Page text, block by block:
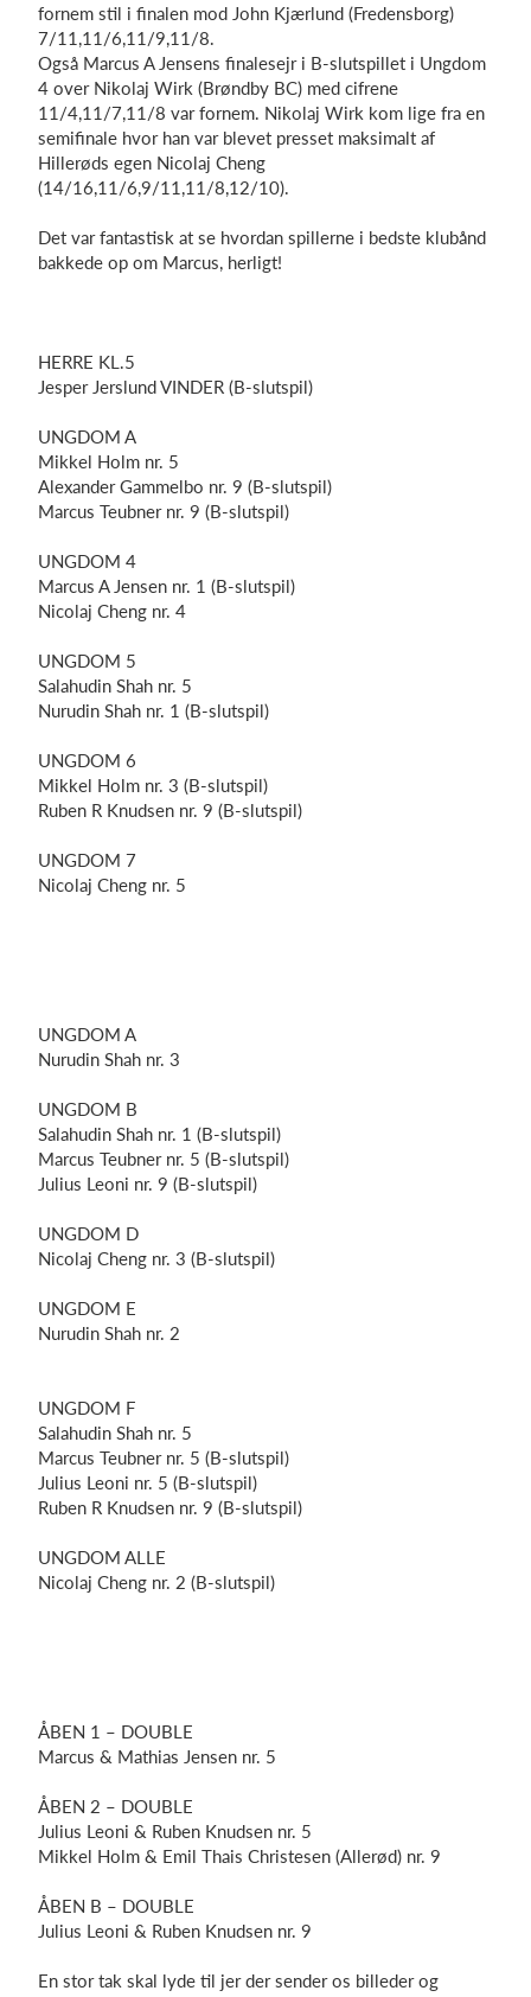
fornem stil i finalen mod John Kjærlund (Fredensborg)
7/11,11/6,11/9,11/8.
Også Marcus A Jensens finalesejr i B-slutspillet i Ungdom
4 over Nikolaj Wirk (Brøndby BC) med cifrene
11/4,11/7,11/8 var fornem. Nikolaj Wirk kom lige fra en
semifinale hvor han var blevet presset maksimalt af
Hillerøds egen Nicolaj Cheng
(14/16,11/6,9/11,11/8,12/10).
Det var fantastisk at se hvordan spillerne i bedste klubånd
bakkede op om Marcus, herligt!
HERRE KL.5
Jesper JerslundVINDER (B-slutspil)
UNGDOM A
Mikkel Holm nr. 5
AlexanderGammelbo nr. 9 (B-slutspil)
Marcus Teubnernr. 9 (B-slutspil)
UNGDOM 4
Marcus A Jensen nr. 1 (B-slutspil)
Nicolaj Cheng nr. 4
UNGDOM 5
Salahudin Shah nr. 5
Nurudin Shah nr. 1 (B-slutspil)
UNGDOM 6
Mikkel Holm nr. 3 (B-slutspil)
Ruben R Knudsen nr. 9 (B-slutspil)
UNGDOM 7
Nicolaj Cheng nr. 5
UNGDOM A
Nurudin Shah nr. 3
UNGDOM B
Salahudin Shah nr. 1 (B-slutspil)
Marcus Teubnernr. 5 (B-slutspil)
Julius Leoni nr. 9 (B-slutspil)
UNGDOM D
Nicolaj Cheng nr. 3 (B-slutspil)
UNGDOM E
Nurudin Shah nr. 2
UNGDOM F
Salahudin Shah nr. 5
Marcus Teubnernr. 5 (B-slutspil)
Julius Leoni nr. 5 (B-slutspil)
Ruben R Knudsen nr. 9 (B-slutspil)
UNGDOM ALLE
Nicolaj Cheng nr. 2 (B-slutspil)
ÅBEN 1 – DOUBLE
Marcus & Mathias Jensen nr. 5
ÅBEN 2 – DOUBLE
Julius Leoni & Ruben Knudsen nr. 5
Mikkel Holm & Emil Thais Christesen (Allerød) nr. 9
ÅBEN B – DOUBLE
Julius Leoni & Ruben Knudsen nr. 9
En stor tak skal lyde til jer der sender os billeder og